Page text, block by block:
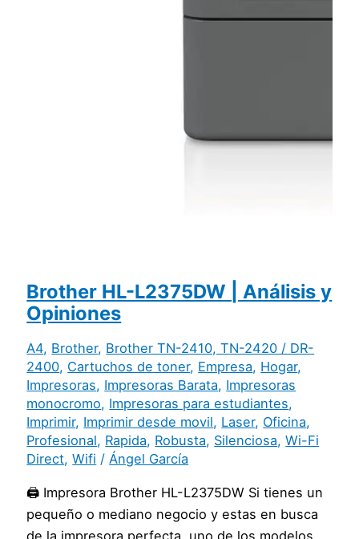
Brother HL-L2375DW | Análisis y
Opiniones
A4, Brother, Brother TN-2410, TN-2420 / DR-
2400, Cartuchos de toner, Empresa, Hogar,
Impresoras, Impresoras Barata, Impresoras
monocromo, Impresoras para estudiantes,
Imprimir, Imprimir desde movil, Laser, Oficina,
Profesional, Rapida, Robusta, Silenciosa,Wi-Fi
Direct,Wifi /Ángel García
🖨️ Impresora Brother HL-L2375DW Si tienes un
pequeño o mediano negocio y estas en busca
de la impresora perfecta, uno de los modelos